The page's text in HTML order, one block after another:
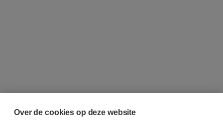
Over de cookies op deze website